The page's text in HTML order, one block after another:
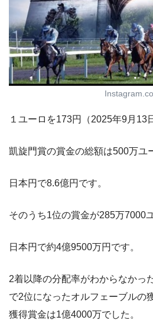
１ユーロを173円（2025年9月13
凱旋門賞の賞金の総額は500万ユ
日本円で8.6億円です。
そのうち1位の賞金が285万7000
日本円で約4億9500万円です。
2着以降の分配率がわからなかっ
で2位になったオルフェーブルの
獲得賞金は1億4000万でした。